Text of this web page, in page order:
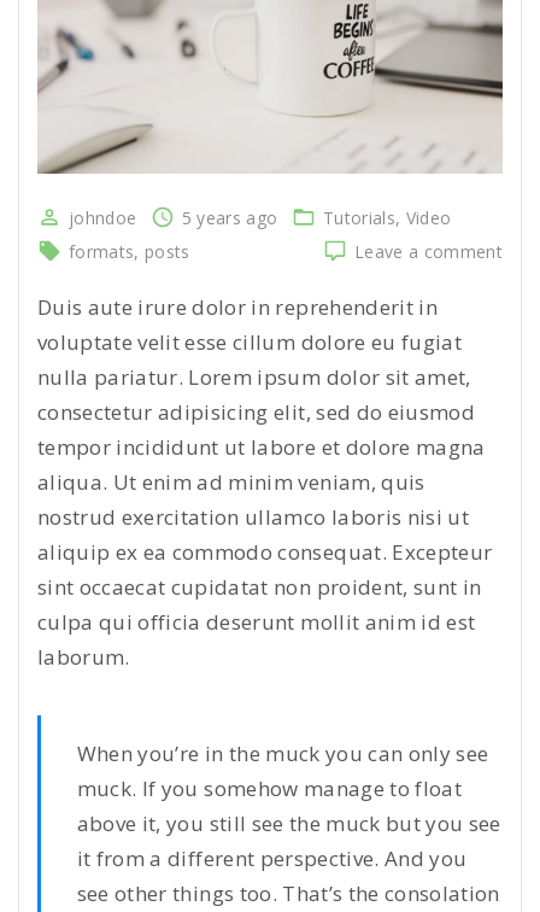
johndoe 5 years ago Tutorials Video
formats posts Leave a commenton
Duis aute irure dolor in reprehenderit in
voluptate velit esse cillum dolore eu fugiat
nulla pariatur. Lorem ipsum dolor sit amet,
consectetur adipisicing elit, sed do eiusmod
tempor incididunt ut labore et dolore magna
aliqua. Ut enim ad minim veniam, quis
nostrud exercitation ullamco laboris nisi ut
aliquip ex ea commodo consequat. Excepteur
sint occaecat cupidatat non proident, sunt in
culpa qui officia deserunt mollit anim id est
laborum.
When you’re in the muck you can only see
muck. If you somehow manage to float
above it, you still see the muck but you see
it from a different perspective. And you
see other things too. That’s the consolation